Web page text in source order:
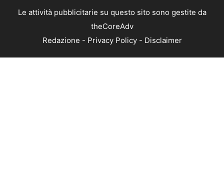
Le attività pubblicitarie su questo sito sono gestite da
theCoreAdv
Redazione - Privacy Policy- Disclaimer